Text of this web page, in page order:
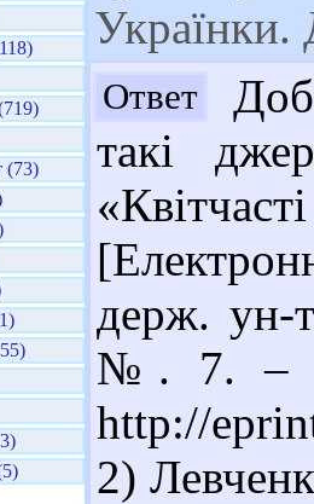
(73)
Ответ
такі
держ. ун-
№. 7. –
http://
2)